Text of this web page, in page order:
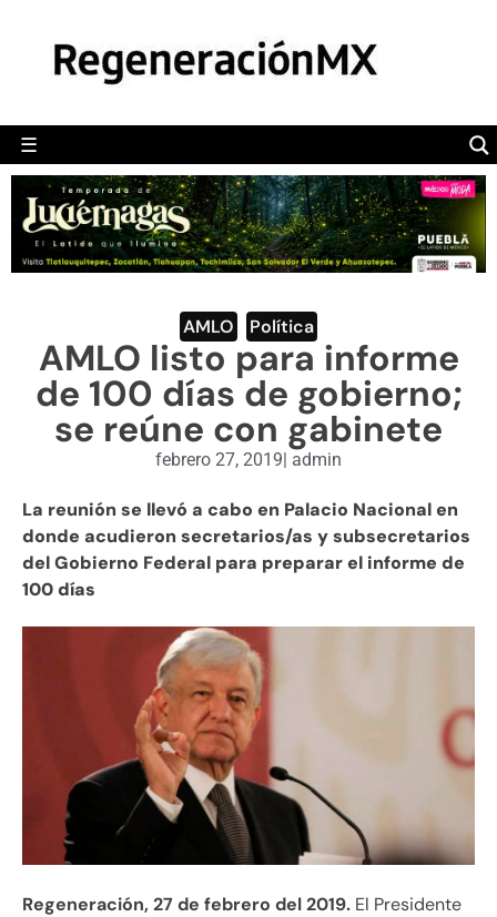
☰
POLÍTICA
CAMALEÓN
OPINIÓN
DEPORTES
ENGLISH SECTION
VIDEOS
AMLO Política
AMLO listo para informe
de 100 días de gobierno;
se reúne con gabinete
febrero 27, 2019| admin
La reunión se llevó a cabo en Palacio Nacional en
donde acudieron secretarios/as y subsecretarios
del Gobierno Federal para preparar el informe de
100 días
Regeneración, 27 de febrero del 2019. El Presidente